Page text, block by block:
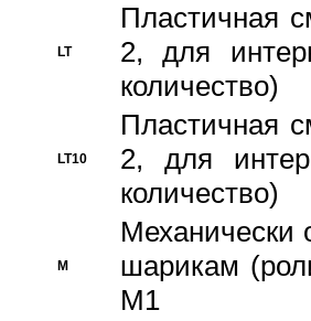
LT
Пластичная
2, для
количество)
LT10
Пластичная
2, для
количество)
M
Механически
шарикам
M1